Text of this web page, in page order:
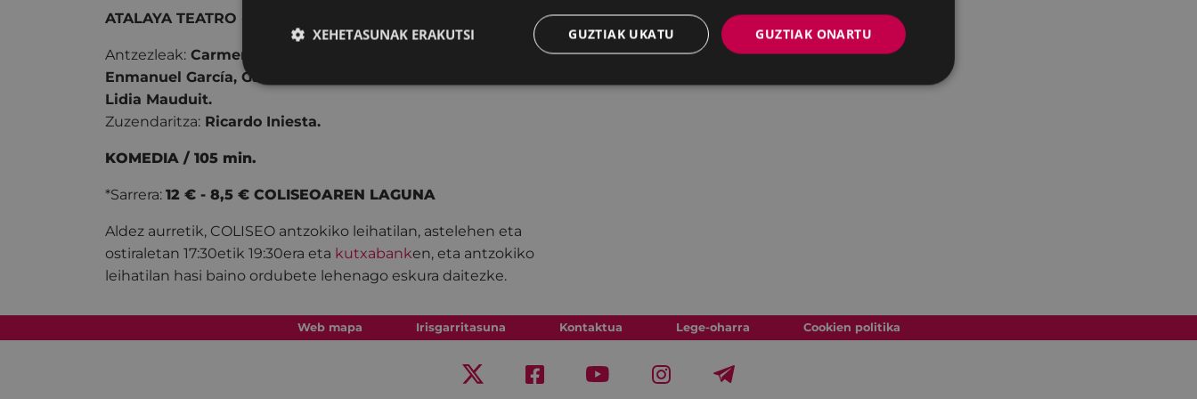
ATALAYA TEATRO - Sevilla
Antzezleak: Carmen Gallardo, Selu Fernández, María Sanz,
Enmanuel García, Garazi Aldasoro, Raúl Vera, Silvia Garzón,
Lidia Mauduit.
Zuzendaritza: Ricardo Iniesta.
KOMEDIA / 105 min.
*Sarrera: 12 € - 8,5 € COLISEOAREN LAGUNA
Aldez aurretik, COLISEO antzokiko leihatilan, astelehen eta
ostiraletan 17:30etik 19:30era eta kutxabanken, eta antzokiko
leihatilan hasi baino ordubete lehenago eskura daitezke.
Web mapa Irisgarritasuna Kontaktua Lege-oharra Cookien politika
GUZTIAK ONARTU
GUZTIAK UKATU
XEHETASUNAK ERAKUTSI